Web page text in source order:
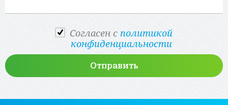
Cогласен с политикой
конфиденциальности